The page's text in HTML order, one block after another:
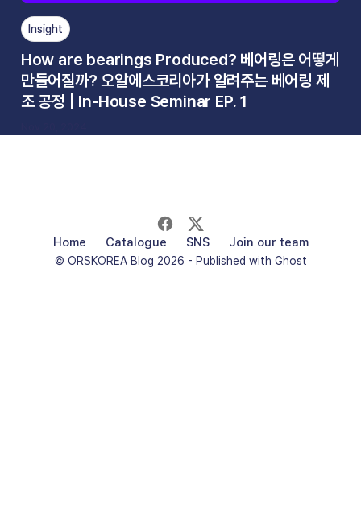
Insight
How are bearings Produced? 베어링은 어떻게
만들어질까? 오알에스코리아가 알려주는 베어링 제
조 공정 | In-House Seminar EP. 1
Home Catalogue SNS Join our team
© ORSKOREA Blog 2026 - Published with Ghost